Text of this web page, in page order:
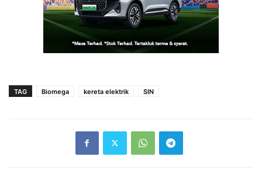
TAG Biomega kereta elektrik SIN